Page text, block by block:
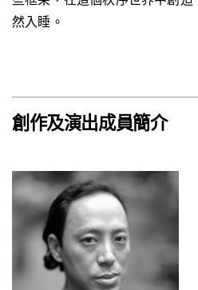
然入睡。
創作及演出成員簡介